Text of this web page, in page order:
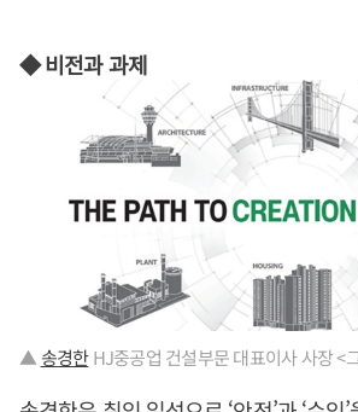
◆ 비전과 과제
▲송경한HJ중공업 건설부문 대표이사 사장 <